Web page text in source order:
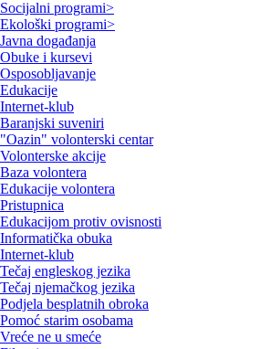
Socijalni programi>
Ekološki programi>
Javna događanja
Obuke i kursevi
Osposobljavanje
Edukacije
Internet-klub
Baranjski suveniri
"Oazin" volonterski centar
Volonterske akcije
Baza volontera
Edukacije volontera
Pristupnica
Edukacijom protiv ovisnosti
Informatička obuka
Internet-klub
Tečaj engleskog jezika
Tečaj njemačkog jezika
Podjela besplatnih obroka
Pomoć starim osobama
Vreće ne u smeće